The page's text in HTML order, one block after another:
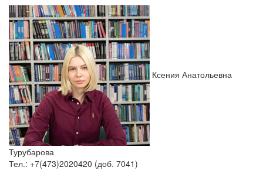
Ксения Анатольевна
Турубарова
Тел.: +7(473)2020420 (доб. 7041)